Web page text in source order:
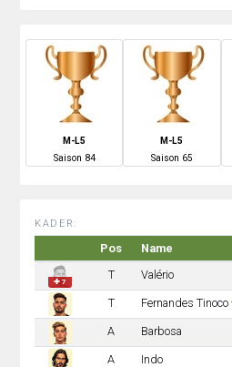
M-L5
Saison 84
M-L5
Saison 65
KADER:
Pos Name
✚ 7
T Valério
T Fernandes Tinoco
A Barbosa
A Indo